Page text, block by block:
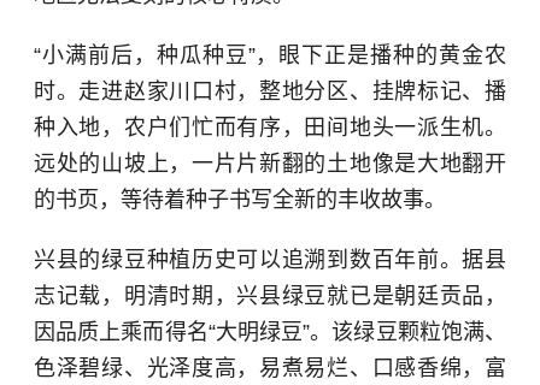
“小满前后，种瓜种豆”，眼下正是播种的黄金农
时。走进赵家川口村，整地分区、挂牌标记、播
种入地，农户们忙而有序，田间地头一派生机。
远处的山坡上，一片片新翻的土地像是大地翻开
的书页，等待着种子书写全新的丰收故事。
兴县的绿豆种植历史可以追溯到数百年前。据县
志记载，明清时期，兴县绿豆就已是朝廷贡品，
因品质上乘而得名“大明绿豆”。该绿豆颗粒饱满、
色泽碧绿、光泽度高，易煮易烂、口感香绵，富